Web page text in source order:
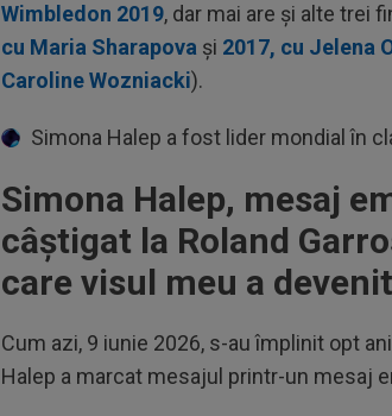
Wimbledon 2019, dar mai are și alte trei
cu Maria Sharapova și 2017, cu Jelena
Caroline Wozniacki).
Simona Halep a fost lider mondial în
Simona Halep, mesaj
câștigat la Roland
care visul meu a
Cum azi, 9 iunie 2026, s-au împlinit opt
Halep a marcat mesajul printr-un mesaj